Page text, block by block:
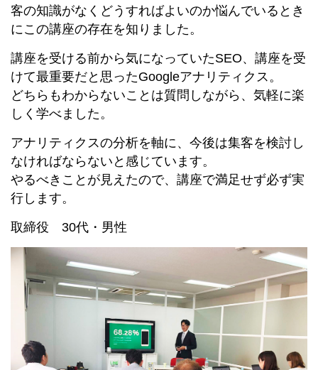
客の知識がなくどうすればよいのか悩んでいるとき
にこの講座の存在を知りました。
講座を受ける前から気になっていたSEO、講座を受
けて最重要だと思ったGoogleアナリティクス。
どちらもわからないことは質問しながら、気軽に楽
しく学べました。
アナリティクスの分析を軸に、今後は集客を検討し
なければならないと感じています。
やるべきことが見えたので、講座で満足せず必ず実
行します。
取締役 30代・男性